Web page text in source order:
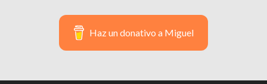
Haz un donativo a Miguel